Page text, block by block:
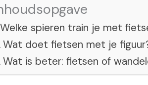
Welke spieren train je met
Wat doet fietsen met je
Wat is beter: fietsen of